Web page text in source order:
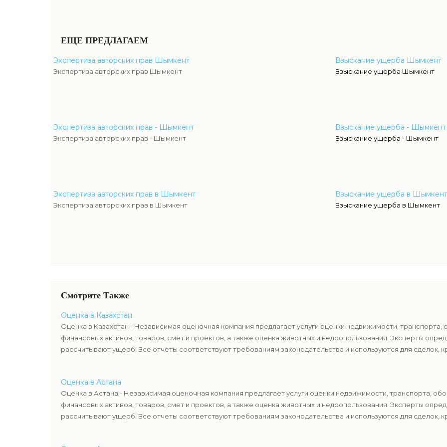
ЕЩЕ ПРЕДЛАГАЕМ
Экспертиза авторских прав Шымкент
Экспертиза авторских прав Шымкент
Экспертиза авторских прав - Шымкент
Экспертиза авторских прав - Шымкент
Экспертиза авторских прав в Шымкент
Экспертиза авторских прав в Шымкент
Взыскание ущерба Шымкент
Взыскание ущерба Шымкент
Взыскание ущерба - Шымкент
Взыскание ущерба - Шымкент
Взыскание ущерба в Шымкент
Взыскание ущерба в Шымкент
Смотрите Также
Оценка в Казахстан
Оценка в Казахстан - Независимая оценочная компания предлагает услуги оценки недвижимости,
финансовых активов, товаров, смет и проектов, а также оценка животных и недропользования. Эксперты
рассчитывают ущерб. Все отчеты соответствуют требованиям законодательства и используются для сделок,
Оценка в Астана
Оценка в Астана - Независимая оценочная компания предлагает услуги оценки недвижимости, транспорта,
финансовых активов, товаров, смет и проектов, а также оценка животных и недропользования. Эксперты
рассчитывают ущерб. Все отчеты соответствуют требованиям законодательства и используются для сделок,